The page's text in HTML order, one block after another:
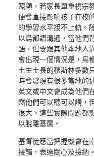
照顧，若家長單重視宗
便會直接影响孩子在校
的學習水平接不上軌。
以烏都語溝通，當他們
語，但要跟其他本地人
會出現一個情況是，烏
土生土長的穆斯林多數
時會發現有很多當地的
英文或中文會成為他們
然他們可以聽可以講，
很大。這些實際問題都
以脫離基層。
基督徒應當把握機會在
接觸，表達關心及接納